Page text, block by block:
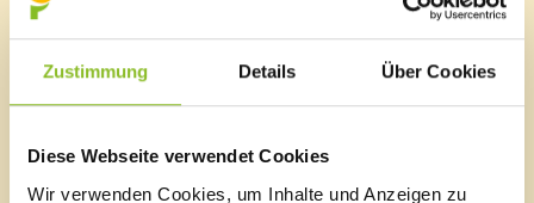
Zustimmung Details Über Cookies
Diese Webseite verwendet Cookies
Wir verwenden Cookies, um Inhalte und Anzeigen zu
Mitglieder von den drei Vereinen der
Betreibergemeinschaft im Einsatz. Mag. Bürgermeister
Eugen Gabriel bedankte sich bei all den Helfern für ihr
ehrenamtliches Engagement, „denn nur dadurch ist
der Liftbetrieb auf der Bazora überhaupt möglich.“
Pistenwalze und Schneekanone
Die Freiwilligen der Betreibergemeinschaft des